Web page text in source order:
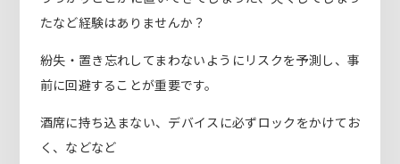
たなど経験はありませんか？
紛失・置き忘れしてまわないようにリスクを予測し、事
前に回避することが重要です。
酒席に持ち込まない、デバイスに必ずロックをかけてお
く、などなど